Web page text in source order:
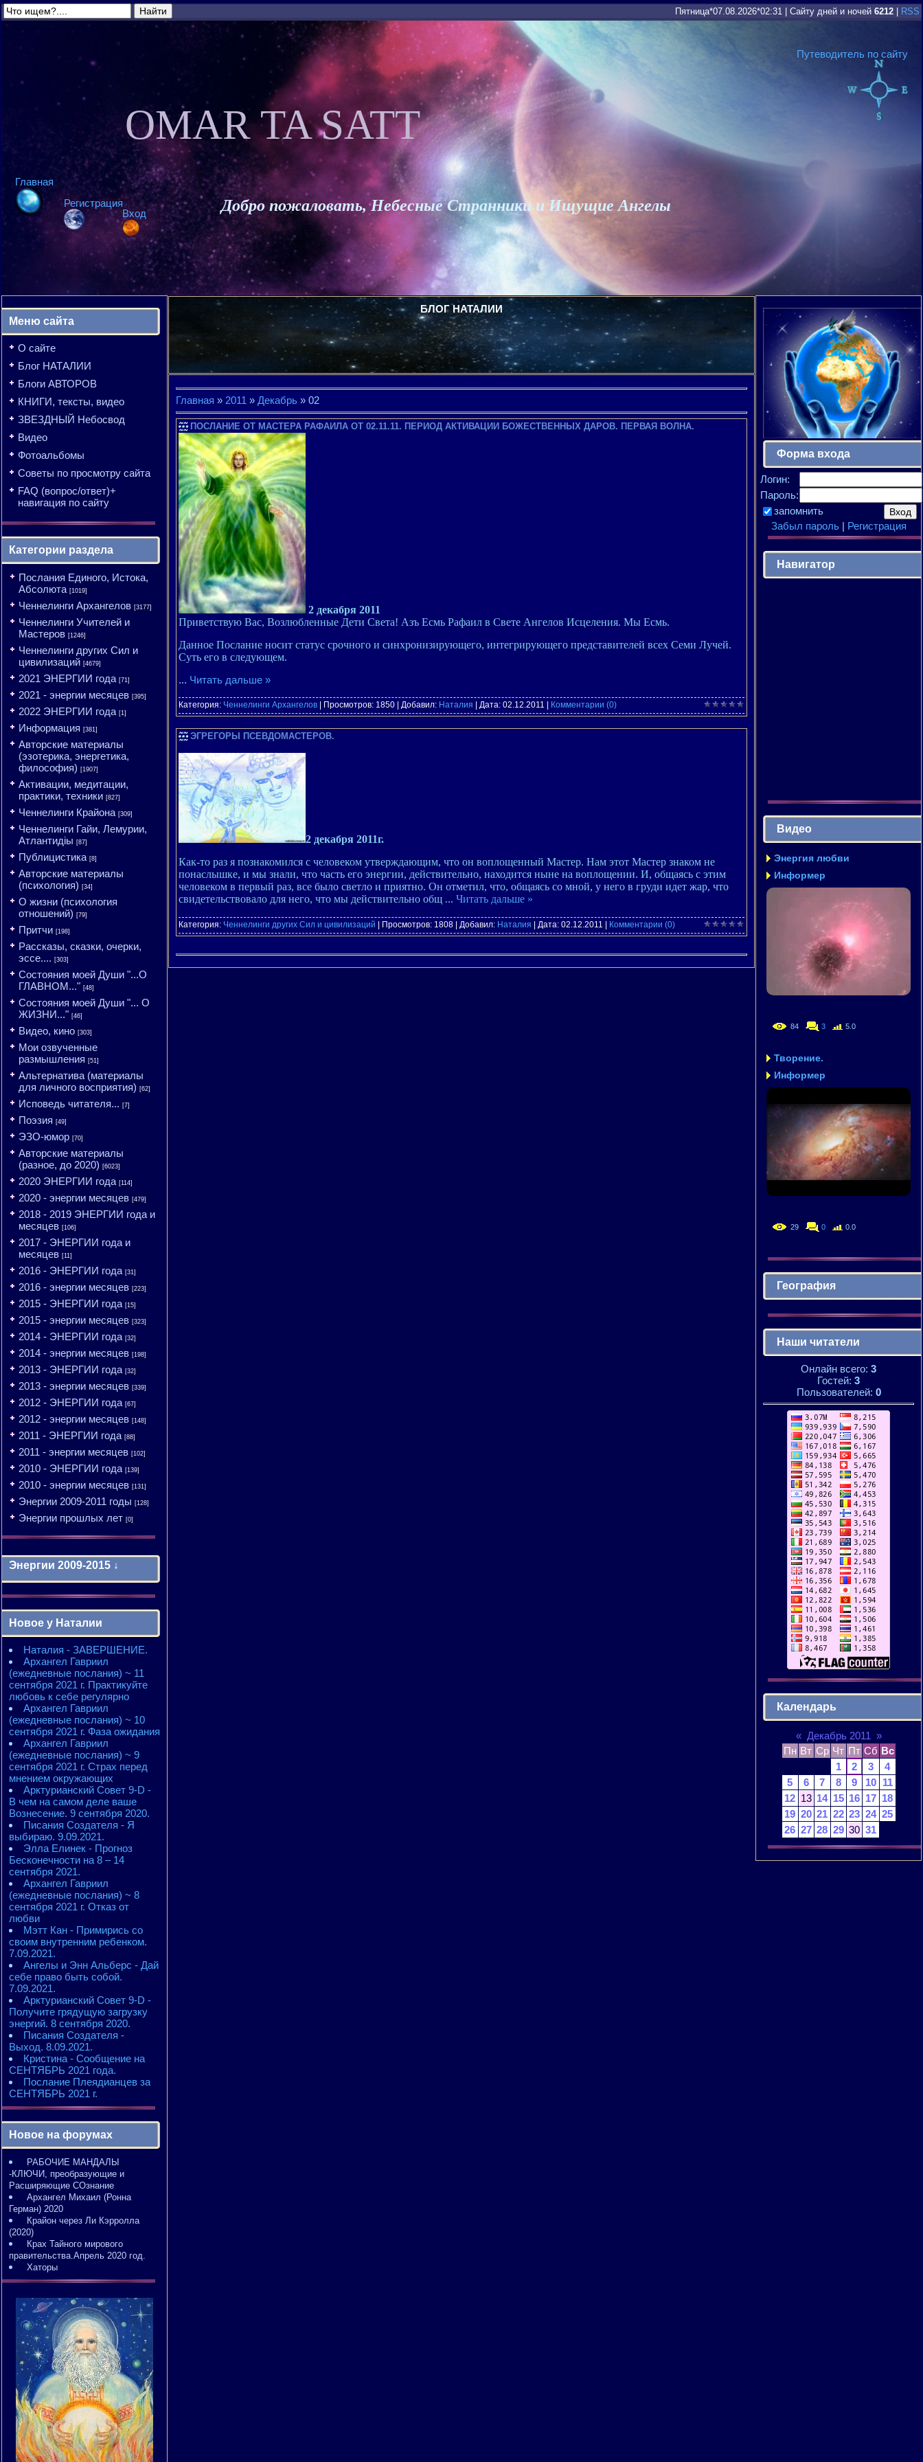
Пятница*07.08.2026*02:31 Сайту дней и ночей 6212 RSS
Путеводитель по сайту
Главная
Регистрация
Вход
OMAR TA SATT
Добро пожаловать, Небесные Странники и Ищущие Ангелы
Меню сайта
О сайте
Блог НАТАЛИИ
Блоги АВТОРОВ
КНИГИ, тексты, видео
ЗВЕЗДНЫЙ Небосвод
Видео
Фотоальбомы
Советы по просмотру сайта
FAQ (вопрос/ответ)+
навигация по сайту
Категории раздела
Послания Единого, Истока,
Абсолюта [1019]
Ченнелинги Архангелов [3177]
Ченнелинги Учителей и
Мастеров [1246]
Ченнелинги других Сил и
цивилизаций [4679]
2021 ЭНЕРГИИ года [71]
2021 - энергии месяцев [395]
2022 ЭНЕРГИИ года [1]
Информация [381]
Авторские материалы
(эзотерика, энергетика,
философия) [1907]
Активации, медитации,
практики, техники [827]
Ченнелинги Крайона [309]
Ченнелинги Гайи, Лемурии,
Атлантидіы [87]
Публицистика [8]
Авторские материалы
(психология) [34]
О жизни (психология
отношений) [79]
Притчи [198]
Рассказы, сказки, очерки,
эссе.... [303]
Состояния моей Души "...О
ГЛАВНОМ..." [48]
Состояния моей Души "... О
ЖИЗНИ..." [46]
Видео, кино [303]
Мои озвученные
размышления [51]
Альтернатива (материалы
для личного восприятия) [62]
Исповедь читателя... [7]
Поэзия [49]
ЭЗО-юмор [70]
Авторские материалы
(разное, до 2020) [6023]
2020 ЭНЕРГИИ года [114]
2020 - энергии месяцев [479]
2018 - 2019 ЭНЕРГИИ года и
месяцев [106]
2017 - ЭНЕРГИИ года и
месяцев [11]
2016 - ЭНЕРГИИ года [31]
2016 - энергии месяцев [223]
2015 - ЭНЕРГИИ года [15]
2015 - энергии месяцев [323]
2014 - ЭНЕРГИИ года [32]
2014 - энергии месяцев [198]
2013 - ЭНЕРГИИ года [32]
2013 - энергии месяцев [339]
2012 - ЭНЕРГИИ года [67]
2012 - энергии месяцев [148]
2011 - ЭНЕРГИИ года [88]
2011 - энергии месяцев [102]
2010 - ЭНЕРГИИ года [139]
2010 - энергии месяцев [131]
Энергии 2009-2011 годы [128]
Энергии прошлых лет [0]
Энергии 2009-2015 ↓
2010 - энергии месяцев
2010 - ЭНЕРГИИ года
2011 - энергии месяцев
2011 - ЭНЕРГИИ года
2012 - энергии месяцев
2012 - ЭНЕРГИИ года
2013 - энергии месяцев
2013 - ЭНЕРГИИ года
2014 - энергии месяцев
2014 - ЭНЕРГИИ года
2015 - энергии месяцев
2015 - ЭНЕРГИИ года
Новое у Наталии
Наталия - ЗАВЕРШЕНИЕ.
Архангел Гавриил
(ежедневные послания) ~ 11
сентября 2021 г. Практикуйте
любовь к себе регулярно
Архангел Гавриил
(ежедневные послания) ~ 10
сентября 2021 г. Фаза ожидания
Архангел Гавриил
(ежедневные послания) ~ 9
сентября 2021 г. Страх перед
мнением окружающих
Арктурианский Совет 9-D -
В чем на самом деле ваше
Вознесение. 9 сентября 2020.
Писания Создателя - Я
выбираю. 9.09.2021.
Элла Елинек - Прогноз
Бесконечности на 8 – 14
сентября 2021.
Архангел Гавриил
(ежедневные послания) ~ 8
сентября 2021 г. Отказ от
любви
Мэтт Кан - Примирись со
своим внутренним ребенком.
7.09.2021.
Ангелы и Энн Альберс - Дай
себе право быть собой.
7.09.2021.
Арктурианский Совет 9-D -
Получите грядущую загрузку
энергий. 8 сентября 2020.
Писания Создателя -
Выход. 8.09.2021.
Кристина - Сообщение на
СЕНТЯБРЬ 2021 года.
Послание Плеядианцев за
СЕНТЯБРЬ 2021 г.
Новое на форумах
РАБОЧИЕ МАНДАЛЫ
-КЛЮЧИ, преобразующие и
Расширяющие СОзнание
Архангел Михаил (Ронна
Герман) 2020
Крайон через Ли Кэрролла
(2020)
Крах Тайного мирового
правительства.Апрель 2020 год.
Хаторы
БЛОГ НАТАЛИИ
Главная » 2011 » Декабрь » 02
ПОСЛАНИЕ ОТ МАСТЕРА РАФАИЛА ОТ 02.11.11. ПЕРИОД АКТИВАЦИИ БОЖЕСТВЕННЫХ ДАРОВ. ПЕРВАЯ ВОЛНА.
2 декабря 2011
Приветствую Вас, Возлюбленные Дети Света! Азъ Есмь Рафаил в Свете Ангелов Исцеления. Мы Есмь.
Данное Послание носит статус срочного и синхронизирующего, интегрирующего представителей всех Семи Лучей.
Суть его в следующем.
... Читать дальше »
Категория: Ченнелинги Архангелов | Просмотров: 1850 | Добавил: Наталия | Дата: 02.12.2011 | Комментарии (0)
ЭГРЕГОРЫ ПСЕВДОМАСТЕРОВ.
2 декабря 2011г.
Как-то раз я познакомился с человеком утверждающим, что он воплощенный Мастер. Нам этот Мастер знаком не
понаслышке, и мы знали, что часть его энергии, действительно, находится ныне на воплощении. И, общаясь с этим
человеком в первый раз, все было светло и приятно. Он отметил, что, общаясь со мной, у него в груди идет жар, что
свидетельствовало для него, что мы действительно общ ... Читать дальше »
Категория: Ченнелинги других Сил и цивилизаций | Просмотров: 1808 | Добавил: Наталия | Дата: 02.12.2011 Комментарии (0)
Форма входа
Логин:
Пароль:
запомнить
Забыл пароль| Регистрация
Навигатор
Видео
Энергия любви
Информер
84 3 5.0
Творение.
Информер
29 0 0.0
География
Наши читатели
Онлайн всего: 3
Гостей: 3
Пользователей: 0
Календарь
« Декабрь 2011 »
Пн Вт Ср Чт Пт Сб Вс
1
2 3
4
5
6 7 8 9 10
11
12 13 14 15 16 17 18
19 20 21 22 23 24 25
26 27 28 29 30 31